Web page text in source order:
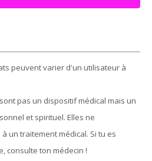
peuvent varier d'un utilisateur à
pas un dispositif médical mais un
et spirituel. Elles ne
un traitement médical. Si tu es
consulte ton médecin !